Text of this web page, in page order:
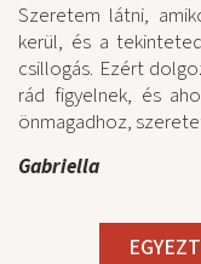
Szeretem látni,
kerül, és a
csillogás. Ezért
rád figyelnek, és
önmagadhoz,
Gabriella